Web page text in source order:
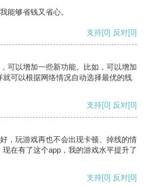
能够省钱又省心。
支持[0] 反对[0]
可以增加一些新功能。比如，可以增加
可以根据网络情况自动选择最优的线
支持[0] 反对[0]
，玩游戏再也不会出现卡顿、掉线的情
在有了这个app，我的游戏水平提升了
支持[0] 反对[0]